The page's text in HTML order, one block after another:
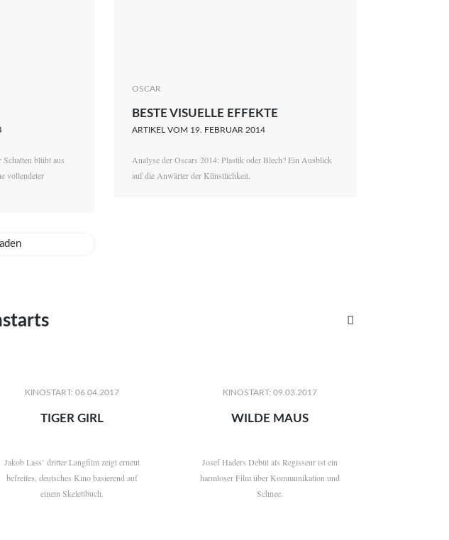
blüht aus
vollendeter
OSCAR
BESTE VISUELLE EFFEKTE
ARTIKEL VOM 19. FEBRUAR 2014
Analyse der Oscars 2014: Plastik oder Blech? Ein Ausblick
auf die Anwärter der Künstlichkeit.

KINOSTART: 06.04.2017
TIGER GIRL
Jakob Lass’ dritter Langfilm zeigt erneut
befreites, deutsches Kino basierend auf
einem Skelettbuch.
KINOSTART: 09.03.2017
WILDE MAUS
Josef Haders Debüt als Regisseur ist ein
harmloser Film über Kommunikation und
Schnee.